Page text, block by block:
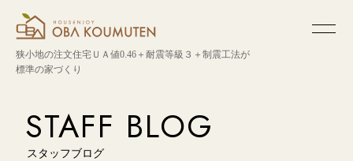
狭小地の注文住宅ＵＡ値0.46＋耐震等級３＋制震工法が
標準の家づくり
STAFF BLOG
スタッフブログ